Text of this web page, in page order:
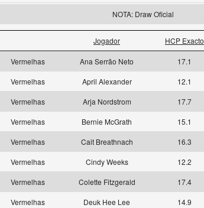
NOTA: Draw Oficial
Jogador HCP Exacto
Vermelhas Ana Serrão Neto 17.1
Vermelhas April Alexander 12.1
Vermelhas Arja Nordstrom 17.7
Vermelhas Bernie McGrath 15.1
Vermelhas Cait Breathnach 16.3
Vermelhas Cindy Weeks 12.2
Vermelhas Colette Fitzgerald 17.4
Vermelhas Deuk Hee Lee 14.9